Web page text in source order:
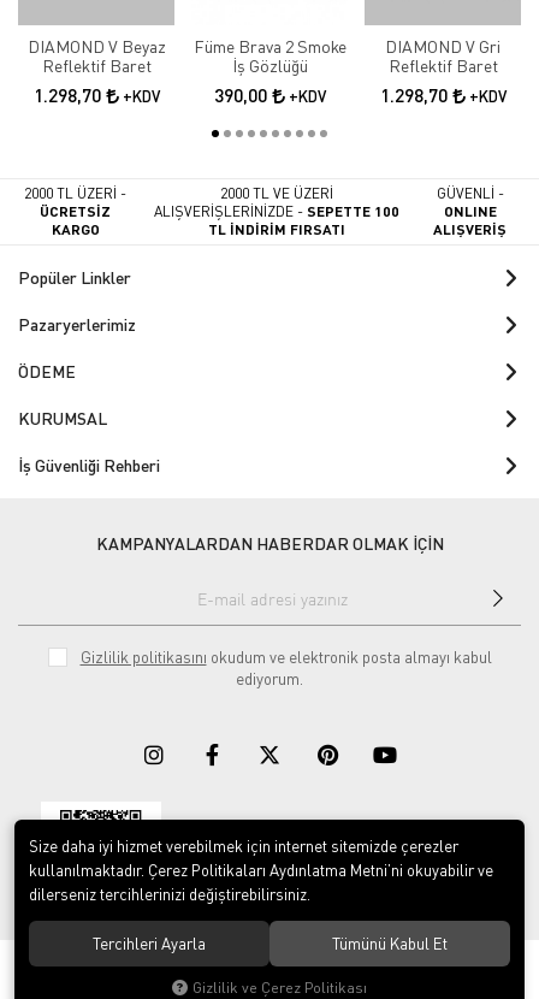
DIAMOND V Beyaz
Reflektif Baret
1.298,70 +KDV
Füme Brava 2 Smoke
İş Gözlüğü
390,00 +KDV
DIAMOND V Gri
Reflektif Baret
1.298,70 +KDV
2000 TL ÜZERİ -
ÜCRETSİZ
KARGO
2000 TL VE ÜZERİ
ALIŞVERİŞLERİNİZDE -SEPETTE 100
TL İNDİRİM FIRSATI
GÜVENLİ -
ONLINE
ALIŞVERİŞ
Popüler Linkler
Pazaryerlerimiz
ÖDEME
KURUMSAL
İş Güvenliği Rehberi
KAMPANYALARDAN HABERDAR OLMAK İÇİN
Gizlilik politikasını okudum ve elektronik posta almayı kabul
ediyorum.
Download on the
App Store
Download on
Google play
© 2023ERY İş Güvenliği Ekipmanları. Tüm hakları saklıdır.
Size daha iyi hizmet verebilmek için internet sitemizde çerezler
kullanılmaktadır. Çerez Politikaları Aydınlatma Metni’ni okuyabilir ve
dilerseniz tercihlerinizi değiştirebilirsiniz.
Tercihleri Ayarla Tümünü Kabul Et
Gizlilik ve Çerez Politikası